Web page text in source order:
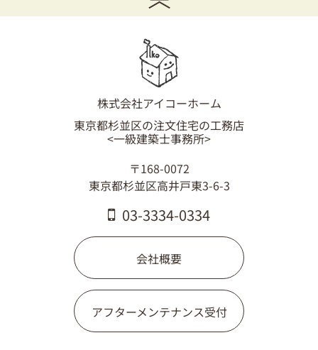
03-3334-0334
株式会社アイコーホーム
東京都杉並区の注文住宅の工務店
<一級建築士事務所>
〒168-0072
東京都杉並区高井戸東3-6-3
03-3334-0334
会社概要
アフターメンテナンス受付